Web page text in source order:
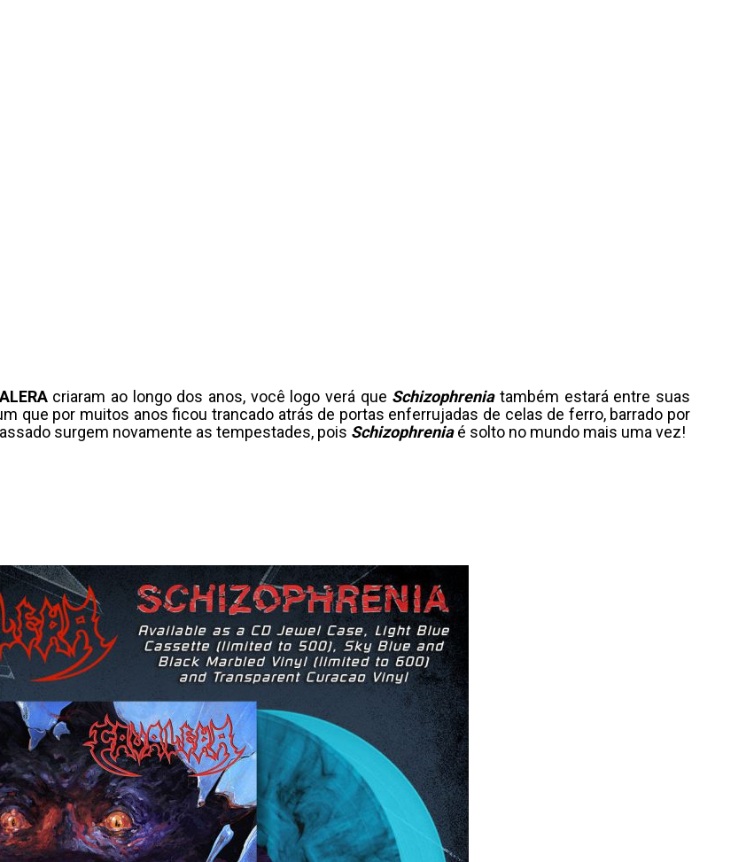
criaram ao longo dos anos, você logo verá que Schizophreniatambém estará entre suas
que por muitos anos ficou trancado atrás de portas enferrujadas de celas de ferro, barrado por
surgem novamente as tempestades, pois Schizophreniaé solto no mundo mais uma vez!